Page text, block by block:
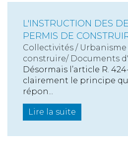
L'INSTRUCTION DES
PERMIS DE
Collectivités / Urbanisme
construire/ Documents
Désormais l’article R.
clairement le principe
répon...
Lire la suite